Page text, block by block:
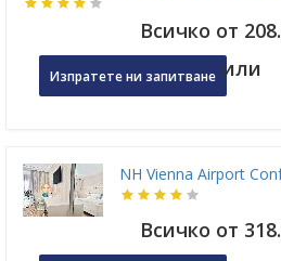
Всичко от
Изпратете ни запитване или
NH Vienna Airport
Всичко от